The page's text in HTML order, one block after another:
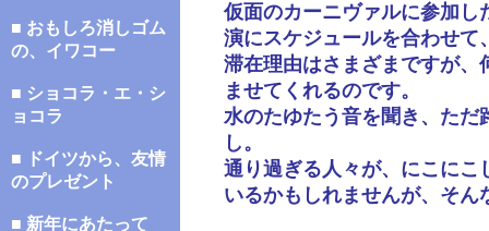
■ おもしろ消しゴム
の、イワコー
■ ショコラ・エ・シ
ョコラ
■ ドイツから、友情
のプレゼント
■ 新年にあたって
仮面のカーニヴァルに参加し
演にスケジュールを合わせて
滞在理由はさまざまですが、
ませてくれるのです。
水のたゆたう音を聞き、ただ
し。
通り過ぎる人々が、にこにこ
いるかもしれませんが、そ